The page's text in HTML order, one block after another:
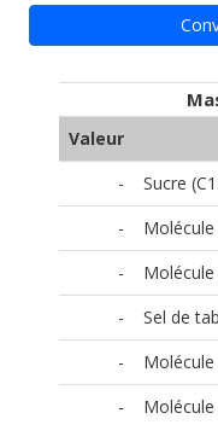
Valeur
-
Sucre
-
Molécule
-
-
Sel de
-
-